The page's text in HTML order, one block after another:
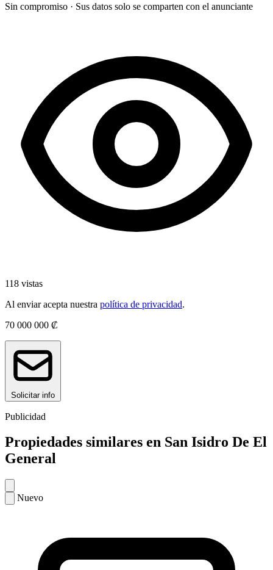
Sin compromiso · Sus datos solo se comparten con el anunciante
118 vistas
Al enviar acepta nuestra política de privacidad.
70 000 000 ₡
Solicitar info
Publicidad
Propiedades similares en San Isidro De El
General
Nuevo